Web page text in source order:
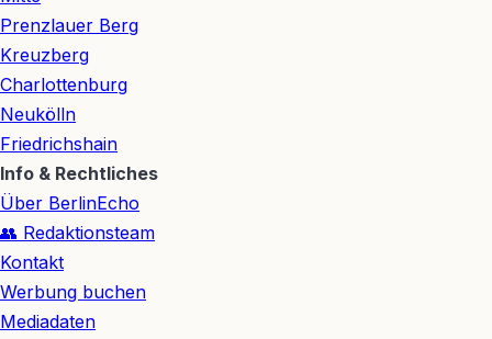
Prenzlauer Berg
Kreuzberg
Charlottenburg
Neukölln
Friedrichshain
Info & Rechtliches
Über BerlinEcho
👥 Redaktionsteam
Kontakt
Werbung buchen
Mediadaten